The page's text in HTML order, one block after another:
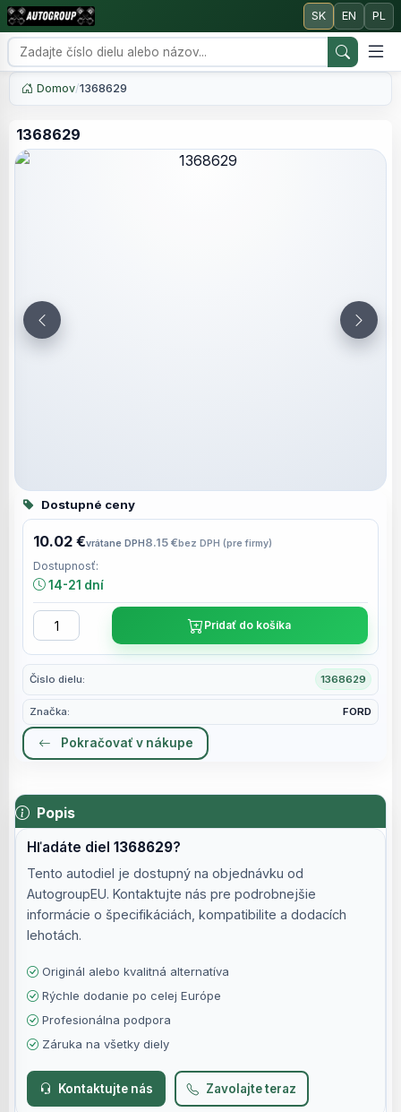
SK EN PL
Domov/1368629
1368629
Číslo dielu: 1368629
Značka: FORD
Dostupné ceny
10.02 €vrátane DPH8.15 €bez DPH (pre firmy)
Dostupnosť:
14-21 dní
Pridať do košíka
Pokračovať v nákupe
Popis
Hľadáte diel1368629?
Tento autodiel je dostupný na objednávku od
AutogroupEU. Kontaktujte nás pre podrobnejšie
informácie o špecifikáciách, kompatibilite a dodacích
lehotách.
Originál alebo kvalitná alternatíva
Rýchle dodanie po celej Európe
Profesionálna podpora
Záruka na všetky diely
Kontaktujte nás Zavolajte teraz